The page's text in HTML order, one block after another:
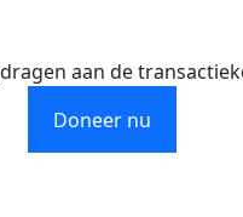
aan de
Doneer nu